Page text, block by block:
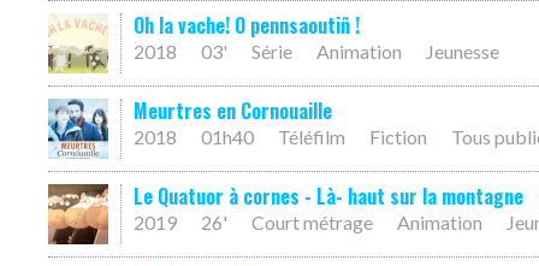
Oh la vache! O pennsaoutiñ !
2018 03' Série Animation Jeunesse
Meurtres en Cornouaille
2018 01h40 Téléfilm Fiction Tous
Le Quatuor à cornes - Là- haut sur la montagne
2019 26' Court métrage Animation